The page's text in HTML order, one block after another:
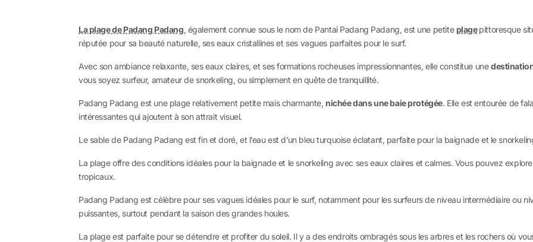
La plage de Padang Padang, également connue sous le nom de Pantai Padang Padang, est une petite plage pittoresque
réputée pour sa beauté naturelle, ses eaux cristallines et ses vagues parfaites pour le surf.
Avec son ambiance relaxante, ses eaux claires, et ses formations rocheuses impressionnantes, elle constitue une
vous soyez surfeur, amateur de snorkeling, ou simplement en quête de tranquillité.
Padang Padang est une plage relativement petite mais charmante, nichée dans une baie protégée. Elle est entourée de
intéressantes qui ajoutent à son attrait visuel.
Le sable de Padang Padang est fin et doré, et l’eau est d’un bleu turquoise éclatant, parfaite pour la baignade et le
La plage offre des conditions idéales pour la baignade et le snorkeling avec ses eaux claires et calmes. Vous pouvez
tropicaux.
Padang Padang est célèbre pour ses vagues idéales pour le surf, notamment pour les surfeurs de niveau intermédiaire ou
puissantes, surtout pendant la saison des grandes houles.
La plage est parfaite pour se détendre et profiter du soleil. Il y a des endroits ombragés sous les arbres et les rochers où